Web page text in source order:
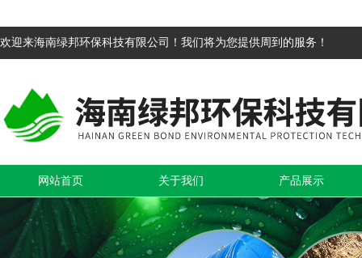
欢迎来海南绿邦环保科技有限公司！我们将为您提供周到的服务！
网站首页 关于我们 产品展示